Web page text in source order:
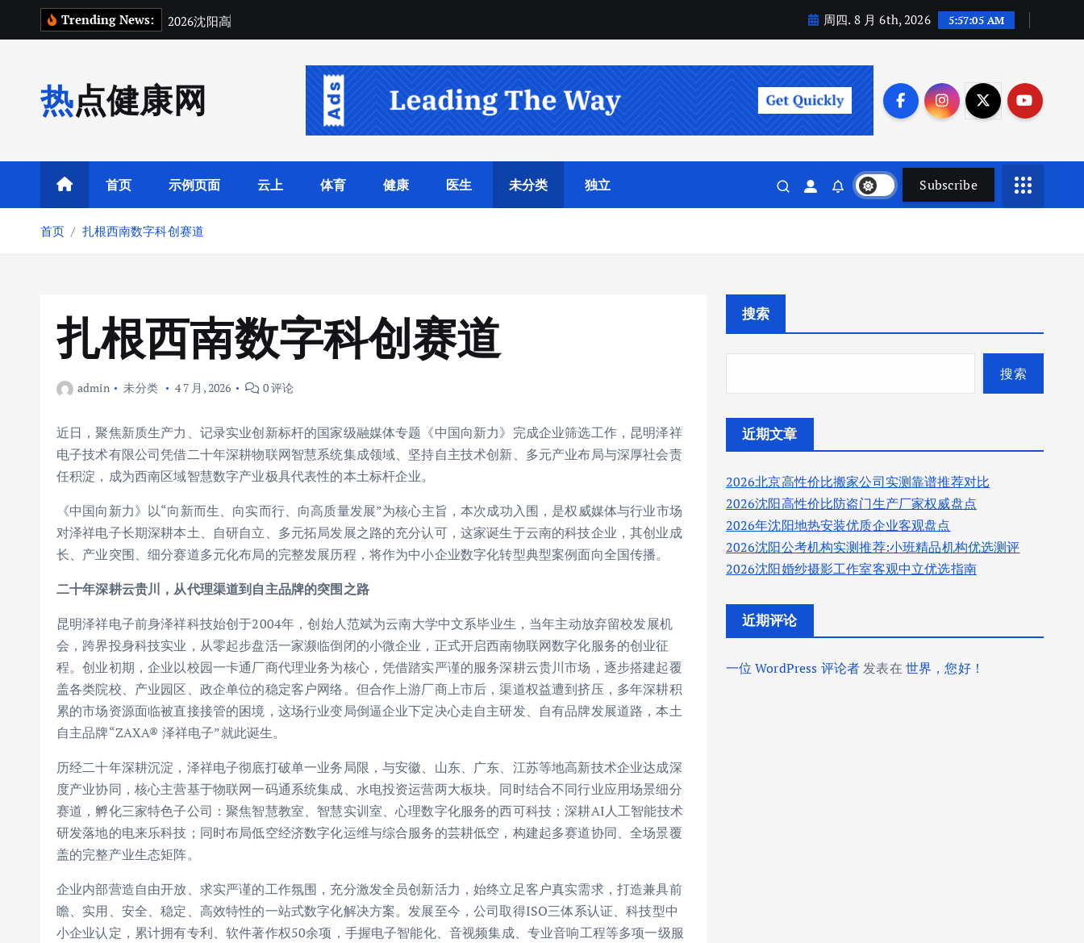
Trending News: 2026沈阳高 周四. 8 月 6th, 2026 5:57:05 AM
热点健康网
首页 示例页面 云上 体育 健康 医生 未分类 独立 Subscribe
首页 扎根西南数字科创赛道
扎根西南数字科创赛道
admin 未分类 4 7 月, 2026 0 评论
近日，聚焦新质生产力、记录实业创新标杆的国家级融媒体专题《中国向新力》完成企业筛选工作，昆明泽祥
电子技术有限公司凭借二十年深耕物联网智慧系统集成领域、坚持自主技术创新、多元产业布局与深厚社会责
任积淀，成为西南区域智慧数字产业极具代表性的本土标杆企业。
《中国向新力》以“向新而生、向实而行、向高质量发展”为核心主旨，本次成功入围，是权威媒体与行业市场
对泽祥电子长期深耕本土、自研自立、多元拓局发展之路的充分认可，这家诞生于云南的科技企业，其创业成
长、产业突围、细分赛道多元化布局的完整发展历程，将作为中小企业数字化转型典型案例面向全国传播。
二十年深耕云贵川，从代理渠道到自主品牌的突围之路
昆明泽祥电子前身泽祥科技始创于2004年，创始人范斌为云南大学中文系毕业生，当年主动放弃留校发展机
会，跨界投身科技实业，从零起步盘活一家濒临倒闭的小微企业，正式开启西南物联网数字化服务的创业征
程。创业初期，企业以校园一卡通厂商代理业务为核心，凭借踏实严谨的服务深耕云贵川市场，逐步搭建起覆
盖各类院校、产业园区、政企单位的稳定客户网络。但合作上游厂商上市后，渠道权益遭到挤压，多年深耕积
累的市场资源面临被直接接管的困境，这场行业变局倒逼企业下定决心走自主研发、自有品牌发展道路，本土
自主品牌“ZAXA® 泽祥电子”就此诞生。
历经二十年深耕沉淀，泽祥电子彻底打破单一业务局限，与安徽、山东、广东、江苏等地高新技术企业达成深
度产业协同，核心主营基于物联网一码通系统集成、水电投资运营两大板块。同时结合不同行业应用场景细分
赛道，孵化三家特色子公司：聚焦智慧教室、智慧实训室、心理数字化服务的西可科技；深耕AI人工智能技术
研发落地的电来乐科技；同时布局低空经济数字化运维与综合服务的芸耕低空，构建起多赛道协同、全场景覆
盖的完整产业生态矩阵。
企业内部营造自由开放、求实严谨的工作氛围，充分激发全员创新活力，始终立足客户真实需求，打造兼具前
瞻、实用、安全、稳定、高效特性的一站式数字化解决方案。发展至今，公司取得ISO三体系认证、科技型中
小企业认定，累计拥有专利、软件著作权50余项，手握电子智能化、音视频集成、专业音响工程等多项一级服
搜索
搜索
近期文章
2026北京高性价比搬家公司实测靠谱推荐对比
2026沈阳高性价比防盗门生产厂家权威盘点
2026年沈阳地热安装优质企业客观盘点
2026沈阳公考机构实测推荐:小班精品机构优选测评
2026沈阳婚纱摄影工作室客观中立优选指南
近期评论
一位 WordPress 评论者发表在 世界，您好！